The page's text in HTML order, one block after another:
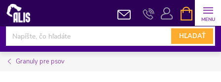
Prejsť
obsah
HĽADAŤ
KOŠÍK
Granuly pre psov